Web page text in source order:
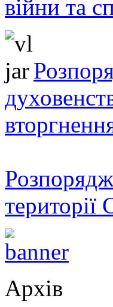
війни та
Архів